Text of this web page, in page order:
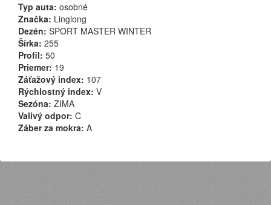
Typ auta: osobné
Značka: Linglong
Dezén: SPORT MASTER WINTER
Šírka: 255
Profil: 50
Priemer: 19
Záťažový index: 107
Rýchlostný index: V
Sezóna: ZIMA
Valivý odpor: C
Záber za mokra: A